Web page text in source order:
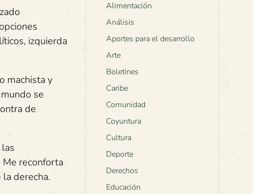
izquierda
machista y
se
de
reconforta
derecha.
Alimentación
Análisis
Aportes para el desarrollo
Arte
Boletines
Caribe
Comunidad
Coyuntura
Cultura
Deporte
Derechos
Educación